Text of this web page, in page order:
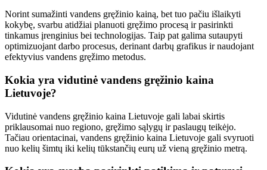
Norint sumažinti vandens gręžinio kainą, bet tuo pačiu išlaikyti
kokybę, svarbu atidžiai planuoti gręžimo procesą ir pasirinkti
tinkamus įrenginius bei technologijas. Taip pat galima sutaupyti
optimizuojant darbo procesus, derinant darbų grafikus ir naudojant
efektyvius vandens gręžimo metodus.
Kokia yra vidutinė vandens gręžinio kaina
Lietuvoje?
Vidutinė vandens gręžinio kaina Lietuvoje gali labai skirtis
priklausomai nuo regiono, gręžimo sąlygų ir paslaugų teikėjo.
Tačiau orientacinai, vandens gręžinio kaina Lietuvoje gali svyruoti
nuo kelių šimtų iki kelių tūkstančių eurų už vieną gręžinio metrą.